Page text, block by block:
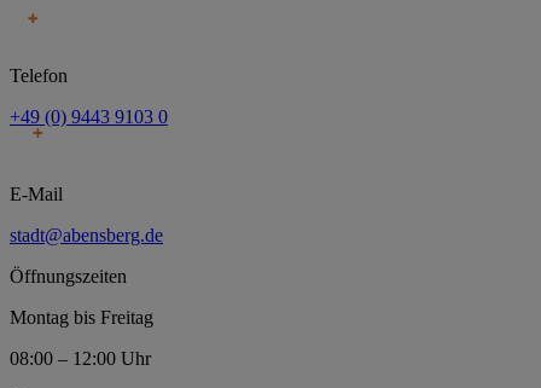
Telefon
+49 (0) 9443 9103 0
E-Mail
stadt@abensberg.de
Öffnungszeiten
Montag bis Freitag
08:00 – 12:00 Uhr